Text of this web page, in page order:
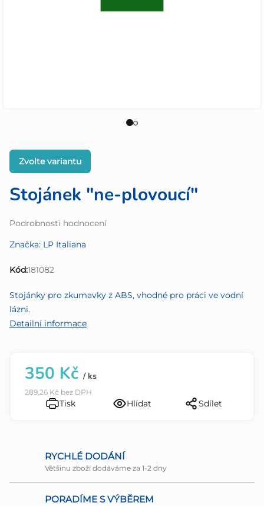
Stojánek "ne-plovoucí"
Průměrné
produktu
0,0
Podrobnosti hodnocení
Značka: LP Italiana
Kód:181082
Zvolte variantu
Stojánky pro zkumavky z ABS, vhodné pro práci ve vodní
lázni.
Detailní informace
350 Kč / ks
289,26 Kč bez DPH
Tisk Hlídat Sdílet
RYCHLÉ DODÁNÍ
Většinu zboží dodáváme za 1-2 dny
PORADÍME S VÝBĚREM